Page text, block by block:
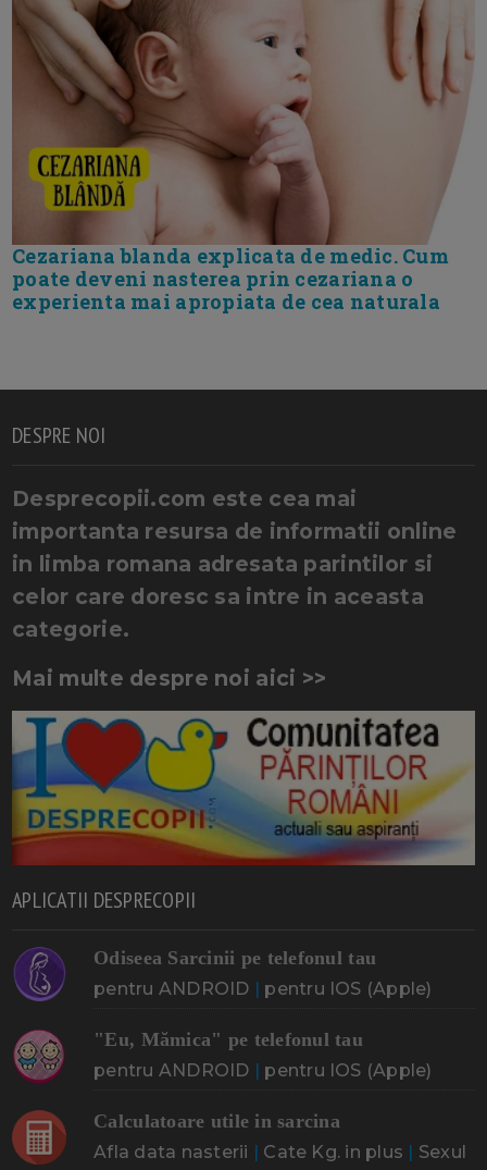
Cezariana blanda explicata de medic. Cum
poate deveni nasterea prin cezariana o
experienta mai apropiata de cea naturala
DESPRE NOI
Desprecopii.com este cea mai
importanta resursa de informatii online
in limba romana adresata parintilor si
celor care doresc sa intre in aceasta
categorie.
Mai multe despre noi aici >>
APLICATII DESPRECOPII
Odiseea Sarcinii pe telefonul tau
pentru ANDROID | pentru IOS (Apple)
"Eu, Mămica" pe telefonul tau
pentru ANDROID | pentru IOS (Apple)
Calculatoare utile in sarcina
Afla data nasterii | Cate Kg. in plus | Sexul